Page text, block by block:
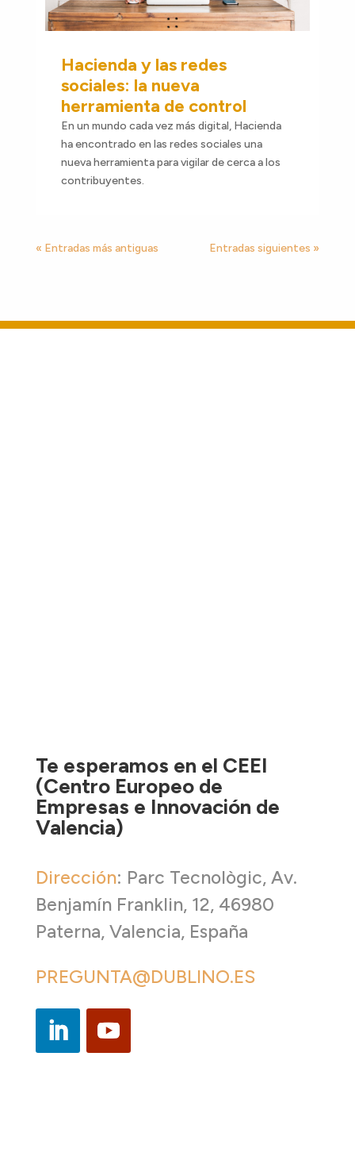
Hacienda y las redes
sociales: la nueva
herramienta de control
En un mundo cada vez más digital, Hacienda
ha encontrado en las redes sociales una
nueva herramienta para vigilar de cerca a los
contribuyentes.
« Entradas más antiguas Entradas siguientes »
Te esperamos en el CEEI
(Centro Europeo de
Empresas e Innovación de
Valencia)
Dirección: Parc Tecnològic, Av.
Benjamín Franklin, 12, 46980
Paterna, Valencia, España
PREGUNTA@DUBLINO.ES